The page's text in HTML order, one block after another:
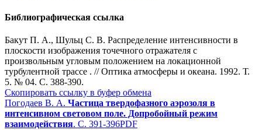
Библиографическая ссылка
Бакут П. А., Шульц С. В. Распределение интенсивности в
плоскости изображения точечного отражателя с
произвольным угловым положением на локационной
турбулентной трассе . // Оптика атмосферы и океана. 1992. Т.
5. № 04. С. 388-390.
Скопировать ссылку в буфер обмена
Погодаев В. А. Частица твердофазного аэрозоля в
интенсивном световом поле. Допробойный режим
взаимодействия. С. 391-396PDF